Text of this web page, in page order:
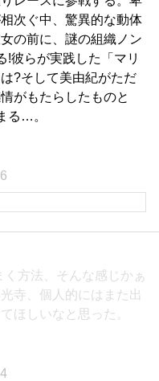
次ぐ中、驚異的な動体
の前に、謎の組織ノン
!彼らが実践した「マリ
?そして美由紀がただ
がもたらしたものと
る…。
く方法、そんな感じかぁ
寺、個人的にはまた出
ほしいなと思った。